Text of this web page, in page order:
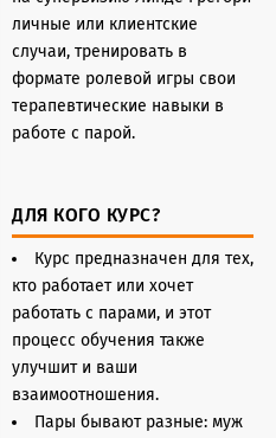
личные или клиентские
случаи, тренировать в
формате ролевой игры свои
терапевтические навыки в
работе с парой.
ДЛЯ КОГО КУРС?
Курс предназначен для тех,
кто работает или хочет
работать с парами, и этот
процесс обучения также
улучшит и ваши
взаимоотношения.
Пары бывают разные: муж